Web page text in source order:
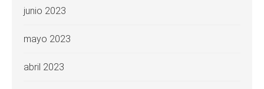
junio 2023
mayo 2023
abril 2023